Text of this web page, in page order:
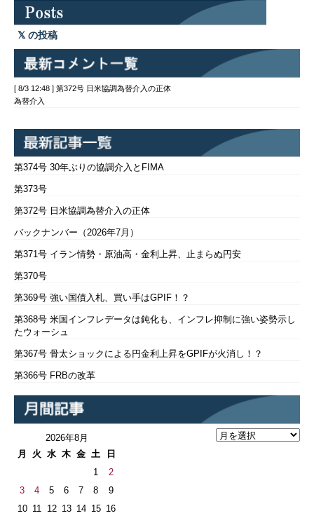
の投稿
[ 8/3 12:48 ] 第372号 日米協調為替介入の正体
為替介入
第374号 30年ぶりの協調介入とFIMA
第373号
第372号 日米協調為替介入の正体
バックナンバー（2026年7月）
第371号 イラン情勢・原油高・金利上昇、止まらぬ円安
第370号
第369号 強い国債入札、買い手はGPIF！？
第368号 米国インフレデータは鈍化も、インフレ抑制に強い姿勢示し
たウォーシュ
第367号 骨太ショックによる円金利上昇をGPIFが火消し！？
第366号 FRBの改革
2026年8月
月
火 水 木 金 土 日
1
2
3
4 5 6 7 8
9
10 11 12 13 14 15 16